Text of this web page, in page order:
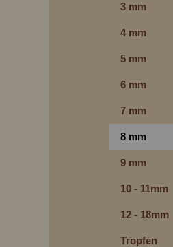
3 mm
4 mm
5 mm
6 mm
7 mm
8 mm
9 mm
10 - 11mm
12 - 18mm
Tropfen